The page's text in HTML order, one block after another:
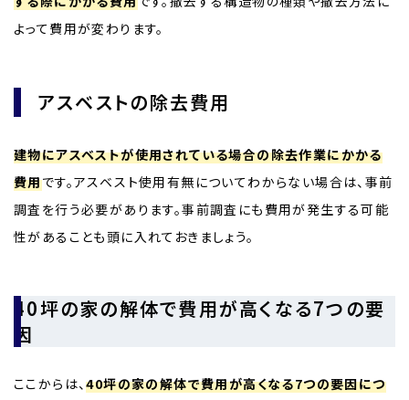
よって費用が変わります。
アスベストの除去費用
建物にアスベストが使用されている場合の除去作業にかかる
費用です。アスベスト使用有無についてわからない場合は、事前
調査を行う必要があります。事前調査にも費用が発生する可能
性があることも頭に入れておきましょう。
40坪の家の解体で費用が高くなる7つの要
因
ここからは、40坪の家の解体で費用が高くなる7つの要因につ